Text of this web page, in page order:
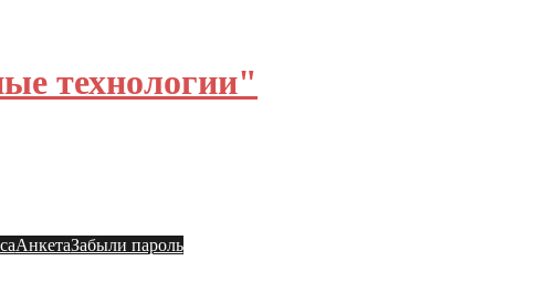
технологии"
АнкетаЗабыли пароль